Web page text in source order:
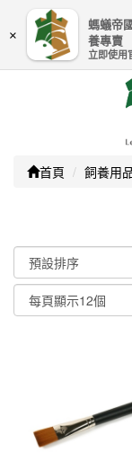
嚴防詐
銀行帳
Toggle
navigation
首頁 飼養用
×
螞蟻帝
養專賣
立即使用